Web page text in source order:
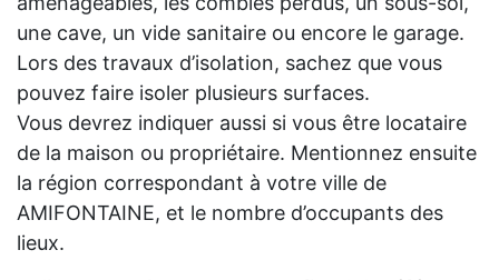
une cave, un vide sanitaire ou encore le garage.
Lors des travaux d’isolation, sachez que vous
pouvez faire isoler plusieurs surfaces.
Vous devrez indiquer aussi si vous être locataire
de la maison ou propriétaire. Mentionnez ensuite
la région correspondant à votre ville de
AMIFONTAINE, et le nombre d’occupants des
lieux.